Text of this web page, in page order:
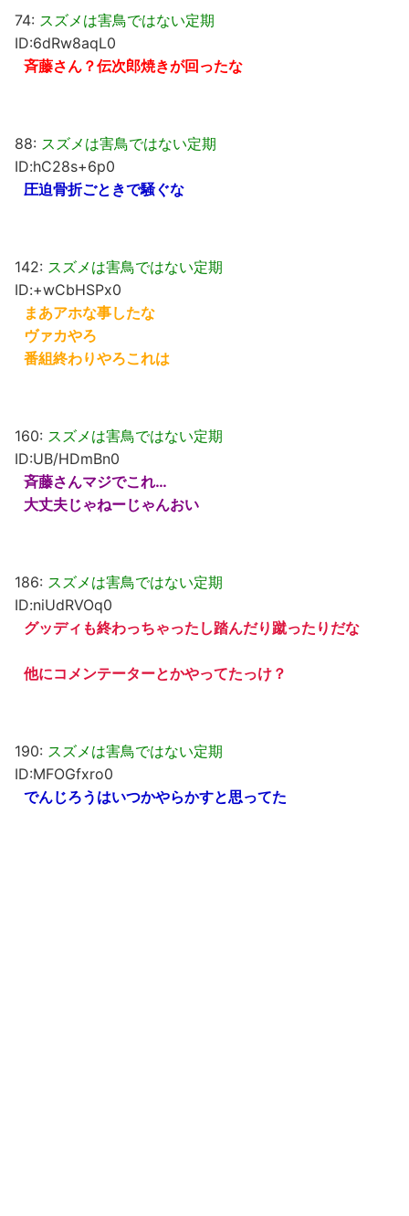
74: スズメは害鳥ではない定期
ID:6dRw8aqL0
斉藤さん？伝次郎焼きが回ったな
88: スズメは害鳥ではない定期
ID:hC28s+6p0
圧迫骨折ごときで騒ぐな
142: スズメは害鳥ではない定期
ID:+wCbHSPx0
まあアホな事したな
ヴァカやろ
番組終わりやろこれは
160: スズメは害鳥ではない定期
ID:UB/HDmBn0
斉藤さんマジでこれ…
大丈夫じゃねーじゃんおい
186: スズメは害鳥ではない定期
ID:niUdRVOq0
グッディも終わっちゃったし踏んだり蹴ったりだな
他にコメンテーターとかやってたっけ？
190: スズメは害鳥ではない定期
ID:MFOGfxro0
でんじろうはいつかやらかすと思ってた